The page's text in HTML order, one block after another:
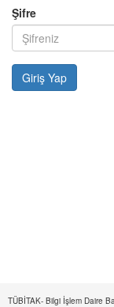
Şifre
TÜBİTAK- Bilgi İşlem Daire